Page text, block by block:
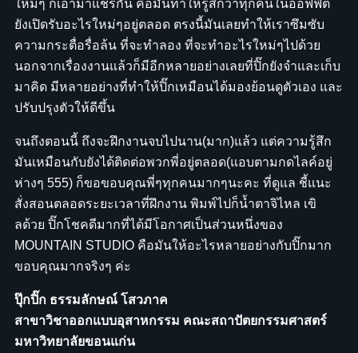
ใหม่ๆ ก็เอามาแชร์กัน คือมันทำให้รู้สึกว่าทุกคนในออฟฟิต
ยังเปิดรับอะไรใหม่ๆอยู่ตลอด ตรงนี้มันเลยทำให้เราซึมซับ
ความกระตื่อรื่อล้น ที่จะทำลอง ที่จะทำอะไรใหม่ๆไปด้วย
นอกจากเรื่องงานแล้วก็มีอีกหลายอย่างเลยที่ปิ๊กยังจำและเก็บ
มาคิด มีหลายอย่างที่ทำให้ปิ๊กเหมือนได้มองย้อนดูตัวเอง และ
ปรับปรุงตัวให้ดีขึ้น
จนถึงตอนนี้ ถึงจะฝึกงานจบไปนาน(มาก)แล้ว แต่ความรู้สึก
มันเหมือนกับยังได้ติดต่อพวกพี่อยู่ตลอด(แอบตามกดไลค์อยู่
ห่างๆ 555) ก็ขอขอบคุณพี่ๆทุกคนมากๆนะคะ ที่ดูแล ชี้แนะ
สั่งสอนตลอดระยะเวลาที่ฝึกงาน พิมพ์ไปก็น้ำตาจิไหล เขิ
ลด้วย ปิ๊กโชคดีมากที่ได้มีโอกาศเป็นส่วนหนึ่งของ
MOUNTAIN STUDIO คือมันให้อะไรหลายอย่างกับปิ๊กมาก
ขอบคุณมากจริงๆ ค่ะ
ปุ๊กปิ๊ก ธรรมลักษณ์ โสวภาค
สาขาวิชาออกแบบอุสาหกรรม คณะสถาปัตยกรรมศาสตร์
มหาวิทยาลัยขอนแก่น